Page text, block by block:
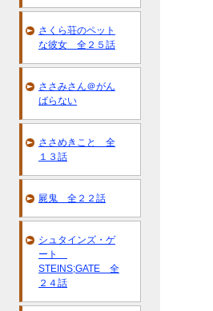
さくら荘のペット
な彼女 全２５話
ささみさん＠がん
ばらない
ささめきこと 全
１３話
屍鬼 全２２話
シュタインズ・ゲ
ート
STEINS;GATE 全
２４話